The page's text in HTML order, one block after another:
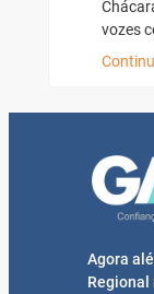
vozes
Agora
Regional